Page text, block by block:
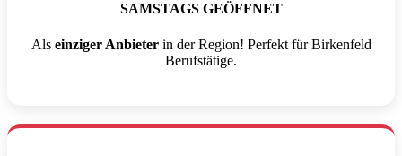
SAMSTAGS GEÖFFNET
Als einziger Anbieterin der Region! Perfekt für Birkenfeld
Berufstätige.